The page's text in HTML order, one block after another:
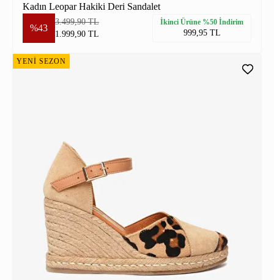
Kadın Leopar Hakiki Deri Sandalet
%43
3.499,90 TL
1.999,90 TL
İkinci Ürüne %50 İndirim
999,95 TL
YENİ SEZON